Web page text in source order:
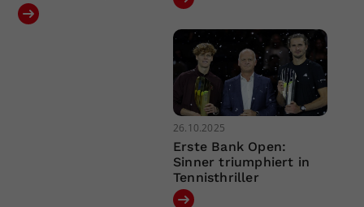
26.10.2025
Erste Bank Open:
Sinner triumphiert in
Tennisthriller